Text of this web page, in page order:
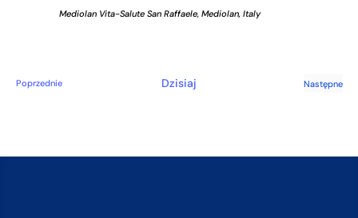
Mediolan Vita-Salute San Raffaele, Mediolan, Italy
PoprzednieWydarzenia Dzisiaj
Następne